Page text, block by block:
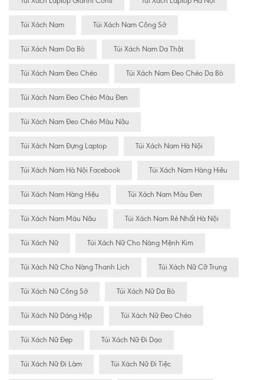
Túi Xách Nam Túi Xách Nam Công Sở
Túi Xách Nam Da Bò Túi Xách Nam Da Thật
Túi Xách Nam Đeo Chéo Túi Xách Nam Đeo Chéo Da Bò
Túi Xách Nam Đeo Chéo Màu Đen
Túi Xách Nam Đeo Chéo Màu Nâu
Túi Xách Nam Đựng Laptop Túi Xách Nam Hà Nội
Túi Xách Nam Hà Nội Facebook Túi Xách Nam Hàng Hiêu
Túi Xách Nam Hàng Hiệu Túi Xách Nam Màu Đen
Túi Xách Nam Màu Nâu Túi Xách Nam Rẻ Nhất Hà Nội
Túi Xách Nữ Túi Xách Nữ Cho Nàng Mệnh Kim
Túi Xách Nữ Cho Nàng Thanh Lịch Túi Xách Nữ Cỡ Trung
Túi Xách Nữ Công Sở Túi Xách Nữ Da Bò
Túi Xách Nữ Dáng Hộp Túi Xách Nữ Đeo Chéo
Túi Xách Nữ Đẹp Túi Xách Nữ Đi Dạo
Túi Xách Nữ Đi Làm Túi Xách Nữ Đi Tiệc